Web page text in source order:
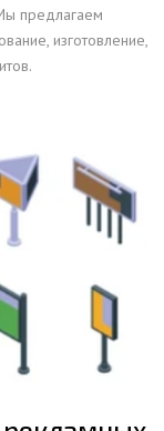
предлагаем
изготовление,